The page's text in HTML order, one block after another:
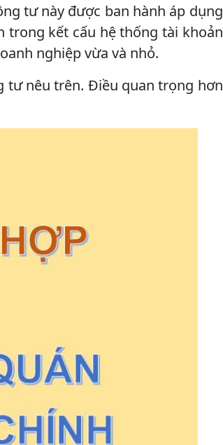
tư này được ban hành áp dụng
trong kết cấu hệ thống tài khoản
nghiệp vừa và nhỏ.
tư nêu trên. Điều quan trọng hơn